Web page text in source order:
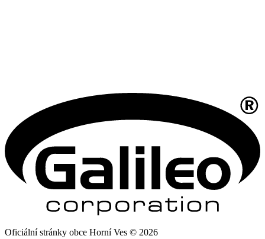
Oficiální stránky obce Horní Ves © 2026